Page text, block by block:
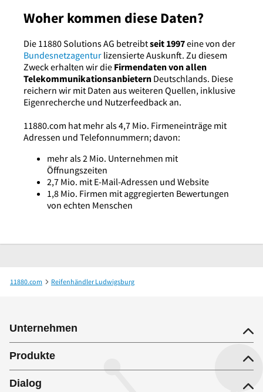
Woher kommen diese Daten?
Die 11880 Solutions AG betreibtseit 1997eine von der
Bundesnetzagentur lizensierte Auskunft. Zu diesem
Zweck erhalten wir die Firmendaten von allen
Telekommunikationsanbietern Deutschlands. Diese
reichern wir mit Daten aus weiteren Quellen, inklusive
Eigenrecherche und Nutzerfeedback an.
11880.com hat mehr als 4,7 Mio. Firmeneinträge mit
Adressen und Telefonnummern; davon:
mehr als 2 Mio. Unternehmen mit
Öffnungszeiten
2,7 Mio. mit E-Mail-Adressen und Website
1,8 Mio. Firmen mit aggregierten Bewertungen
von echten Menschen
11880.com
Reifenhändler Ludwigsburg
Unternehmen
Produkte
Dialog